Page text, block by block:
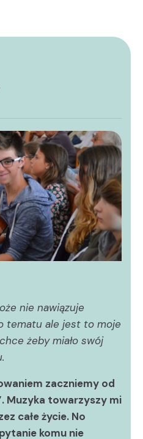
nie nawiązuje
tematu ale jest to moje
żeby miało swój
zaczniemy od
Muzyka towarzyszy mi
całe życie. No
komu nie